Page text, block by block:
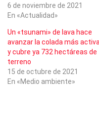
6 de noviembre de 2021
En «Actualidad»
Un «tsunami» de lava hace
avanzar la colada más activa
y cubre ya 732 hectáreas de
terreno
15 de octubre de 2021
En «Medio ambiente»